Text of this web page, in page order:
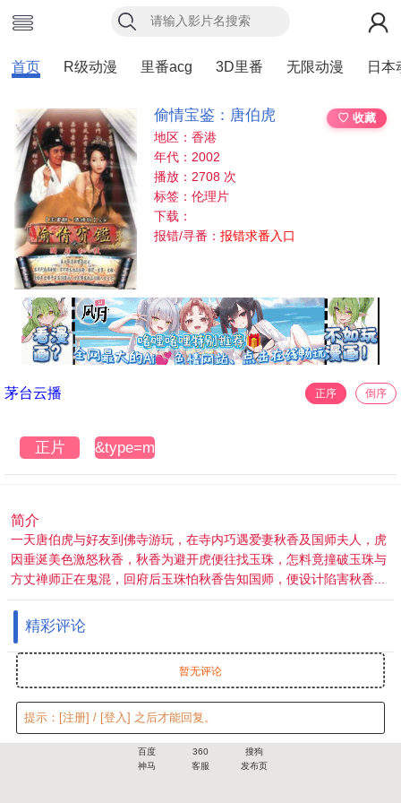
首页 R级动漫 里番acg 3D里番 无限动漫 日本
偷情宝鉴：唐伯虎
♡ 收藏
地区：香港
年代：2002
播放：2708 次
标签：伦理片
下载：
报错/寻番：报错求番入口
茅台云播 正序 倒序
正片 &type=mtm3u8
简介
一天唐伯虎与好友到佛寺游玩，在寺内巧遇爱妻秋香及国师夫人，虎
因垂涎美色激怒秋香，秋香为避开虎便往找玉珠，怎料竟撞破玉珠与
方丈禅师正在鬼混，回府后玉珠怕秋香告知国师，便设计陷害秋香...
精彩评论
暂无评论
提示： [注册] / [登入] 之后才能回复。
百度 360
搜狗
神马
客服 发布页